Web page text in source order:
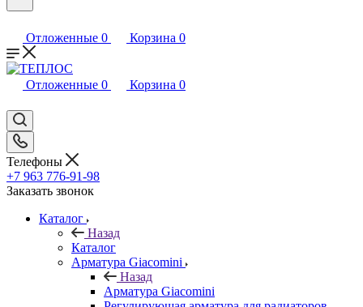
Отложенные 0 Корзина 0
Отложенные 0 Корзина 0
Телефоны
+7 963 776-91-98
Заказать звонок
Каталог
Назад
Каталог
Арматура Giacomini
Назад
Арматура Giacomini